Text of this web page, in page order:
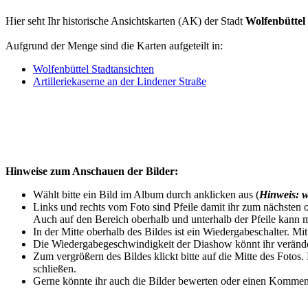
Hier seht Ihr historische Ansichtskarten (AK) der Stadt Wolfenbüttel
Aufgrund der Menge sind die Karten aufgeteilt in:
Wolfenbüttel Stadtansichten
Artilleriekaserne an der Lindener Straße
Hinweise zum Anschauen der Bilder:
Wählt bitte ein Bild im Album durch anklicken aus (Hinweis:
Links und rechts vom Foto sind Pfeile damit ihr zum
Auch auf den Bereich oberhalb und unterhalb der Pfeile kann
In der Mitte oberhalb des Bildes ist ein Wiedergabeschalter.
Die Wiedergabegeschwindigkeit der Diashow könnt ihr
Zum vergrößern des Bildes klickt bitte auf die Mitte des
schließen.
Gerne könnte ihr auch die Bilder bewerten oder einen